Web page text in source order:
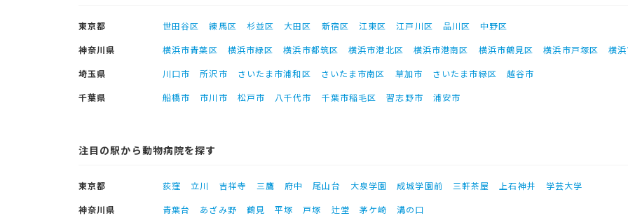
東京都 世田谷区 練馬区 杉並区 大田区 新宿区 江東区 江戸川区 品川区
中野区
神奈川県
横浜市青葉区 横浜市緑区 横浜市都筑区 横浜市港北区 横浜市港南区 横浜市鶴見区 横浜市戸塚区
横
埼玉県
川口市 所沢市 さいたま市浦和区 さいたま市南区 草加市 さいたま市緑区
越谷市
千葉県
船橋市 市川市 松戸市 八千代市 千葉市稲毛区 習志野市 浦安市
注目の駅から動物病院を探す
東京都 荻窪 立川 吉祥寺 三鷹 府中 尾山台 大泉学園 成城学園前 三軒茶屋 上石神井
学芸大学
神奈川県
青葉台 あざみ野 鶴見 平塚 戸塚 辻堂 茅ケ崎
溝の口